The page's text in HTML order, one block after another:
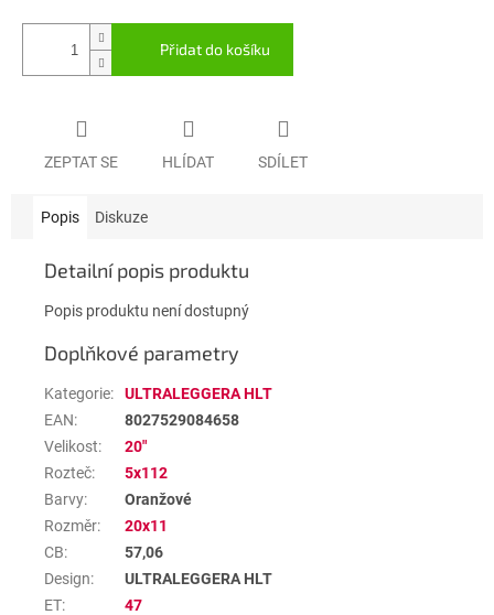
Přidat do košíku
ZEPTAT SE HLÍDAT SDÍLET
Popis Diskuze
Detailní popis produktu
Popis produktu není dostupný
Doplňkové parametry
Kategorie:
ULTRALEGGERA HLT
EAN:
8027529084658
Velikost:
20"
Rozteč:
5x112
Barvy:
Oranžové
Rozměr:
20x11
CB:
57,06
Design:
ULTRALEGGERA HLT
ET:
47